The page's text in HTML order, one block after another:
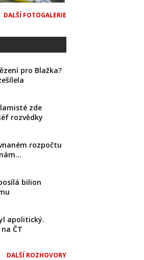
DALŠÍ FOTOGALERIE
pro Blažka?
zde
rozvědky
rozpočtu
bilion
apolitický.
ČT
DALŠÍ ROZHOVORY